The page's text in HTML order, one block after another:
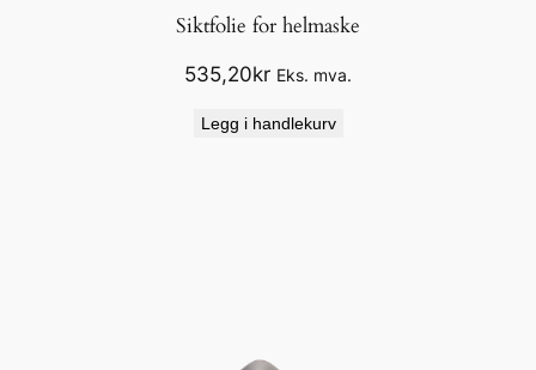
Siktfolie for helmaske
535,20kr Eks. mva.
Legg i handlekurv